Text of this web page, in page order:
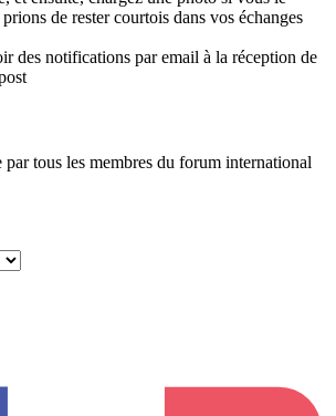
de rester courtois dans vos échanges
des notifications par email à la réception de
par tous les membres du forum international